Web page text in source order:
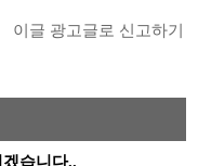
이글 광고글로 신고하기
습니다..